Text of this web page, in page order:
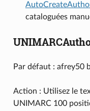
cataloguées
Par défaut : afrey50
Action : Utilisez le
UNIMARC 100